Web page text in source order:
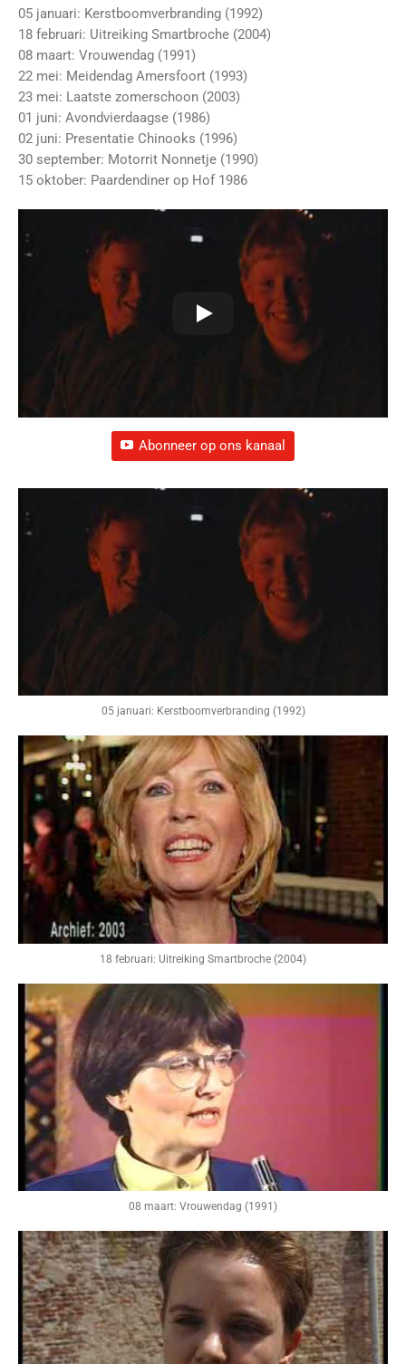
05 januari: Kerstboomverbranding (1992)
18 februari: Uitreiking Smartbroche (2004)
08 maart: Vrouwendag (1991)
22 mei: Meidendag Amersfoort (1993)
23 mei: Laatste zomerschoon (2003)
01 juni: Avondvierdaagse (1986)
02 juni: Presentatie Chinooks (1996)
30 september: Motorrit Nonnetje (1990)
15 oktober: Paardendiner op Hof 1986
Abonneer op ons kanaal
05 januari: Kerstboomverbranding (1992)
18 februari: Uitreiking Smartbroche (2004)
08 maart: Vrouwendag (1991)